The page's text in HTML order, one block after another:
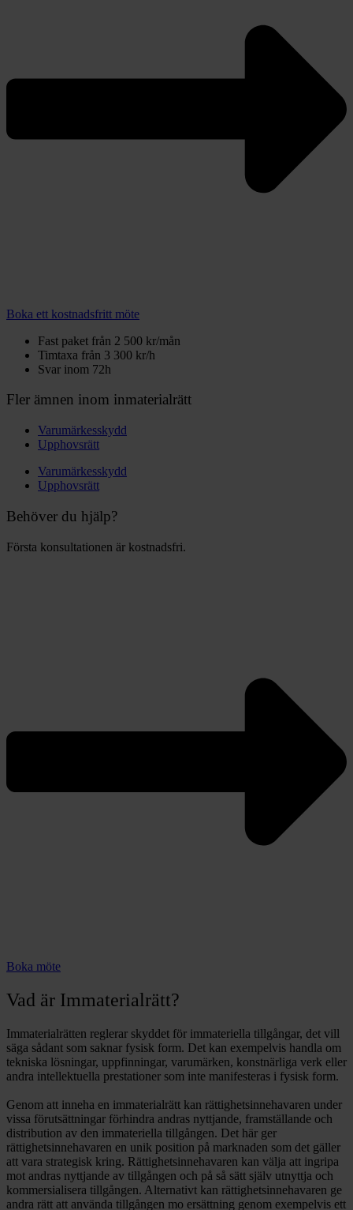
Boka ett kostnadsfritt möte
Fast paket från 2 500 kr/mån
Timtaxa från 3 300 kr/h
Svar inom 72h
Fler ämnen inom inmaterialrätt
Varumärkesskydd
Upphovsrätt
Varumärkesskydd
Upphovsrätt
Behöver du hjälp?
Första konsultationen är kostnadsfri.
Boka möte
Vad är Immaterialrätt?
Immaterialrätten reglerar skyddet för immateriella tillgångar, det vill
säga sådant som saknar fysisk form. Det kan exempelvis handla om
tekniska lösningar, uppfinningar, varumärken, konstnärliga verk eller
andra intellektuella prestationer som inte manifesteras i fysisk form.
Genom att inneha en immaterialrätt kan rättighetsinnehavaren under
vissa förutsättningar förhindra andras nyttjande, framställande och
distribution av den immateriella tillgången. Det här ger
rättighetsinnehavaren en unik position på marknaden som det gäller
att vara strategisk kring. Rättighetsinnehavaren kan välja att ingripa
mot andras nyttjande av tillgången och på så sätt själv utnyttja och
kommersialisera tillgången. Alternativt kan rättighetsinnehavaren ge
andra rätt att använda tillgången mo ersättning genom exempelvis ett